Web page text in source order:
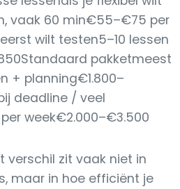
vaak 60 min€55–€75 per
wilt testen5–10 lessen
pakketmeest
+ planning€1.800–
deadline / veel
week€2.000–€3.500
verschil zit vaak niet in
maar in hoe efficiënt je